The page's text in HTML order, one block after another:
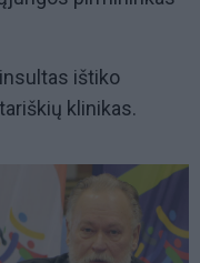
ištiko
klinikas.